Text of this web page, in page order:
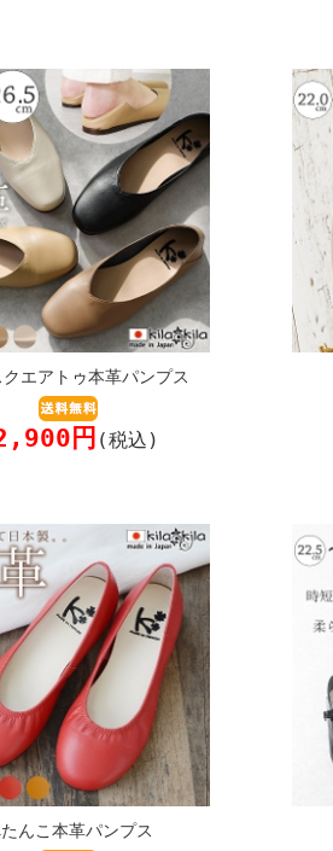
クエアトゥ本革パンプス
円 (税込)
んこ本革パンプス